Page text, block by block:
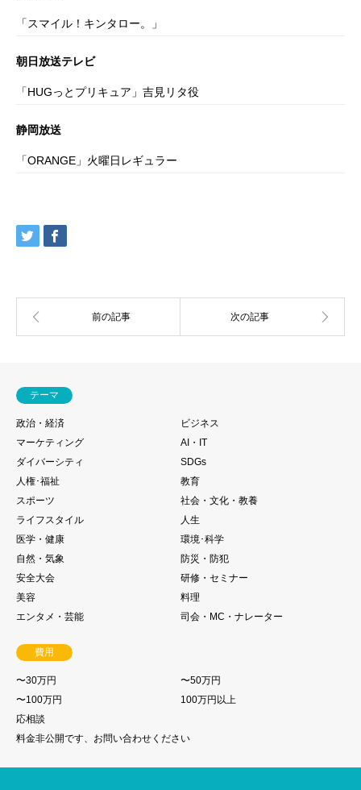
「スマイル！キンタロー。」
朝日放送テレビ
「HUGっとプリキュア」吉見リタ役
静岡放送
「ORANGE」火曜日レギュラー
テーマ
政治・経済
ビジネス
マーケティング
AI・IT
ダイバーシティ
SDGs
人権･福祉
教育
スポーツ
社会・文化・教養
ライフスタイル
人生
医学・健康
環境･科学
自然・気象
防災・防犯
安全大会
研修・セミナー
美容
料理
エンタメ・芸能
司会・MC・ナレーター
費用
〜30万円
〜50万円
〜100万円
100万円以上
応相談
料金非公開です、お問い合わせください